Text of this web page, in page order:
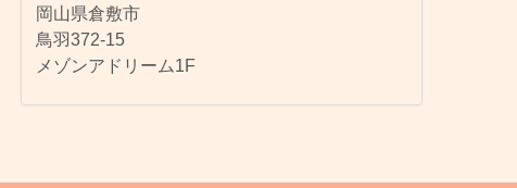
岡山県倉敷市
鳥羽372-15
メゾンアドリーム1F